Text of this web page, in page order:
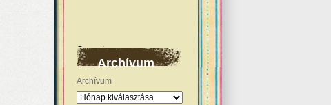
Archívum
Archívum